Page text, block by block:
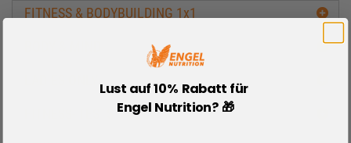
FITNESS & BODYBUILDING 1x1
FITNESS- TESTS & RECHNER
Lust auf 10% Rabatt für
Engel Nutrition? 🎁